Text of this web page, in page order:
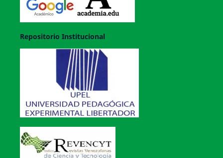
Repositorio Institucional